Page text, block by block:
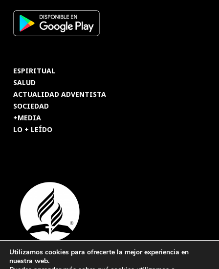
ESPIRITUAL
SALUD
ACTUALIDAD ADVENTISTA
SOCIEDAD
+MEDIA
LO + LEÍDO
Utilizamos cookies para ofrecerte la mejor experiencia en
nuestra web.